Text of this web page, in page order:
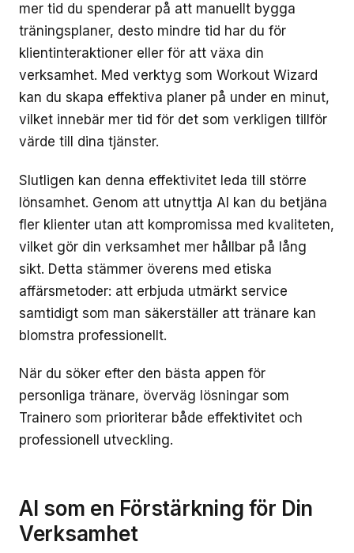
mer tid du spenderar på att manuellt bygga
träningsplaner, desto mindre tid har du för
klientinteraktioner eller för att växa din
verksamhet. Med verktyg som Workout Wizard
kan du skapa effektiva planer på under en minut,
vilket innebär mer tid för det som verkligen tillför
värde till dina tjänster.
Slutligen kan denna effektivitet leda till större
lönsamhet. Genom att utnyttja AI kan du betjäna
fler klienter utan att kompromissa med kvaliteten,
vilket gör din verksamhet mer hållbar på lång
sikt. Detta stämmer överens med etiska
affärsmetoder: att erbjuda utmärkt service
samtidigt som man säkerställer att tränare kan
blomstra professionellt.
När du söker efter den bästa appen för
personliga tränare, överväg lösningar som
Trainero som prioriterar både effektivitet och
professionell utveckling.
AI som en Förstärkning för Din
Verksamhet